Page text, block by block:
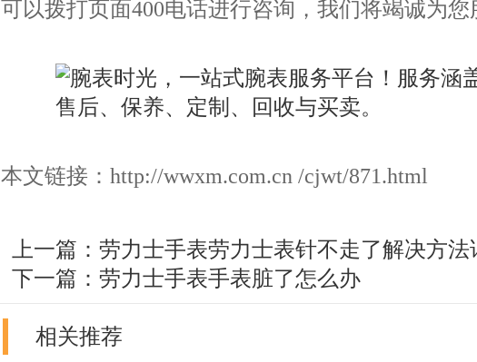
可以拨打页面400电话进行咨询，我们将竭诚为您
本文链接：http://wwxm.com.cn /cjwt/871.html
上一篇： 劳力士手表劳力士表针不走了解决方法
下一篇： 劳力士手表手表脏了怎么办
相关推荐